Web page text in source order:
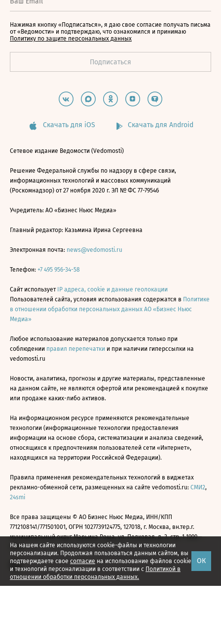
На нашем сайте используются cookie-файлы и технологии
персонализации. Продолжая пользоваться данным сайтом, вы
подтверждаете свое согласие на использование файлов cookie
и технологий персонализации в соответствии с Политикой в
отношении обработки персональных данных.
ОК
Нажимая кнопку «Подписаться», я даю свое согласие получать письма
от «Ведомости» и подтверждаю, что ознакомился и принимаю
Политику по защите персональных данных
Скачать для iOS Скачать для Android
Сетевое издание Ведомости (Vedomosti)
Решение Федеральной службы по надзору в сфере связи,
информационных технологий и массовых коммуникаций
(Роскомнадзор) от 27 ноября 2020 г. ЭЛ № ФС 77-79546
Учредитель: АО «Бизнес Ньюс Медиа»
Главный редактор: Казьмина Ирина Сергеевна
Электронная почта: news@vedomosti.ru
Телефон: +7 495 956-34-58
Сайт использует IP адреса, cookie и данные геолокации
Пользователей сайта, условия использования содержатся в Политике
в отношении обработки персональных данных АО «Бизнес Ньюс
Медиа»
Любое использование материалов допускается только при
соблюдении правил перепечатки и при наличии гиперссылки на
vedomosti.ru
Новости, аналитика, прогнозы и другие материалы, представленные
на данном сайте, не являются офертой или рекомендацией к покупке
или продаже каких-либо активов.
На информационном ресурсе применяются рекомендательные
технологии (информационные технологии предоставления
информации на основе сбора, систематизации и анализа сведений,
относящихся к предпочтениям пользователей сети «Интернет»,
находящихся на территории Российской Федерации).
Правила применения рекомендательных технологий в виджетах
рекламно-обменной сети, размещенных на сайте vedomosti.ru: СМИ2,
24smi
Все права защищены © АО Бизнес Ньюс Медиа, ИНН/КПП
7712108141/771501001, ОГРН 1027739124775, 127018, г. Москва, вн.тер.г.
муниципальный округ Марьина Роща, ул. Полковая, д. 3, стр. 1 1999—
2026